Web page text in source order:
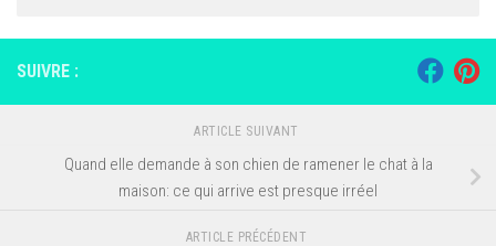
SUIVRE :
ARTICLE SUIVANT
Quand elle demande à son chien de ramener le chat à la
maison: ce qui arrive est presque irréel
ARTICLE PRÉCÉDENT